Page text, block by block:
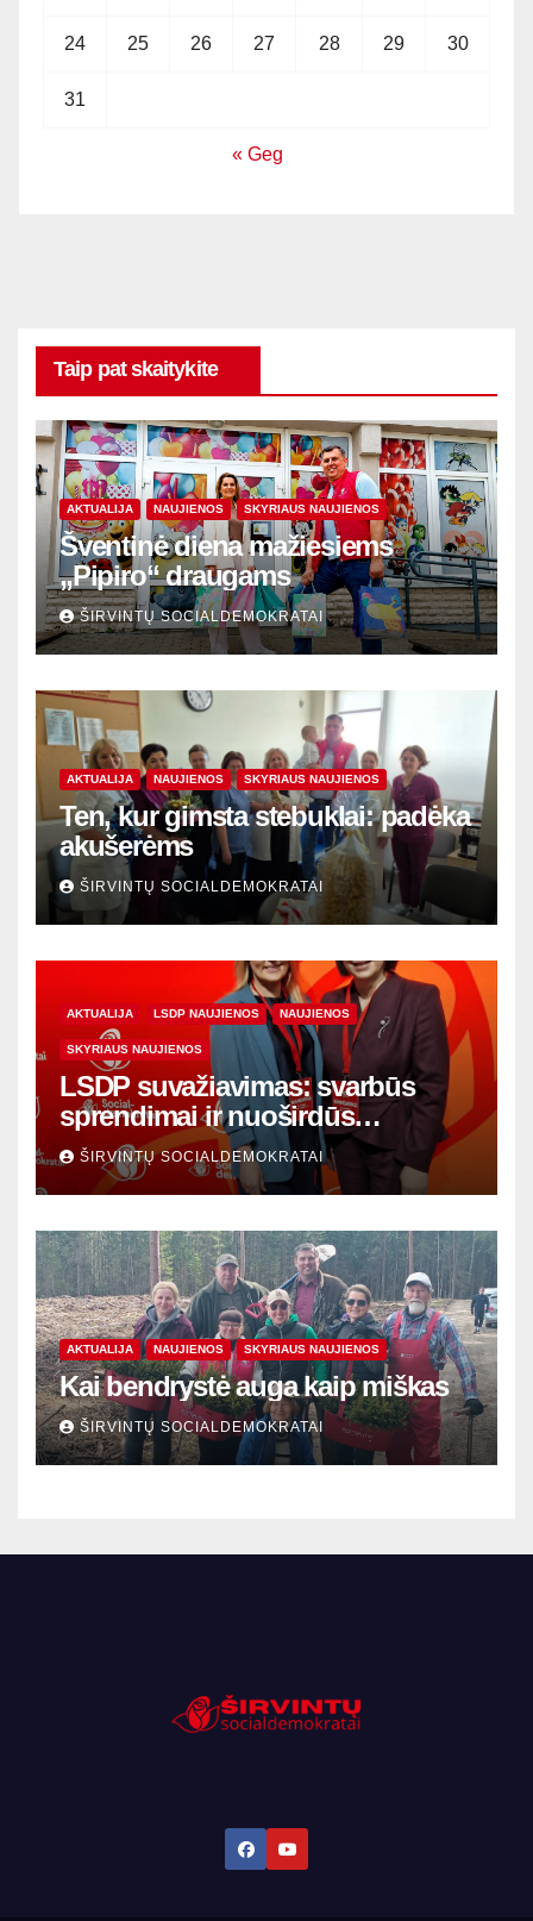
24 25 26 27 28 29 30
31
« Geg
Taip pat skaitykite
AKTUALIJA NAUJIENOS SKYRIAUS NAUJIENOS
Šventinė diena mažiesiems
„Pipiro“ draugams
ŠIRVINTŲ SOCIALDEMOKRATAI
AKTUALIJA NAUJIENOS SKYRIAUS NAUJIENOS
Ten, kur gimsta stebuklai: padėka
akušerėms
ŠIRVINTŲ SOCIALDEMOKRATAI
AKTUALIJA LSDP NAUJIENOS NAUJIENOS
SKYRIAUS NAUJIENOS
LSDP suvažiavimas: svarbūs
sprendimai ir nuoširdūs
susitikimai
ŠIRVINTŲ SOCIALDEMOKRATAI
AKTUALIJA NAUJIENOS SKYRIAUS NAUJIENOS
Kai bendrystė auga kaip miškas
ŠIRVINTŲ SOCIALDEMOKRATAI